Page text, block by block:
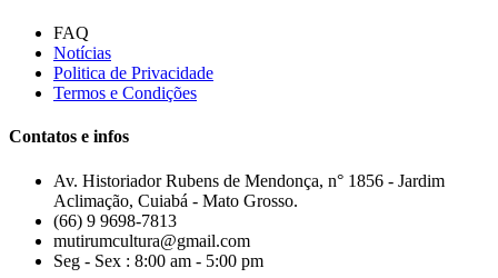
FAQ
Notícias
Politica de Privacidade
Termos e Condições
Contatos e infos
Av. Historiador Rubens de Mendonça, n° 1856 - Jardim
Aclimação, Cuiabá - Mato Grosso.
(66) 9 9698-7813
mutirumcultura@gmail.com
Seg - Sex : 8:00 am - 5:00 pm